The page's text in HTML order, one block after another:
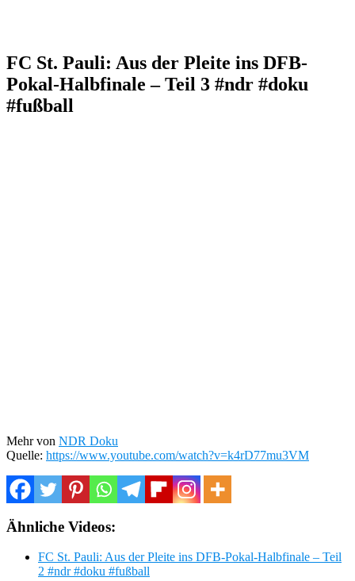
FC St. Pauli: Aus der Pleite ins DFB-
Pokal-Halbfinale – Teil 3 #ndr #doku
#fußball
Mehr von NDR Doku
Quelle: https://www.youtube.com/watch?v=k4rD77mu3VM
Ähnliche Videos:
FC St. Pauli: Aus der Pleite ins DFB-Pokal-Halbfinale – Teil
2 #ndr #doku #fußball